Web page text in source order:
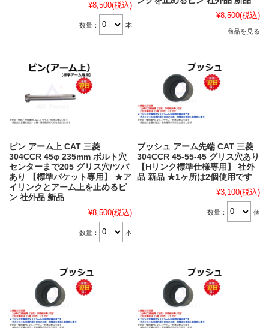
¥8,500(税込)
数量： 本
¥8,500(税込)
商品を見る
ピン アーム上 CAT 三菱
304CCR 45φ 235mm ボルト穴
センターまで205 グリス穴/ツバ
あり 【標準バケット専用】 ★ア
イリンクとアーム上を止めるピ
ン 社外品 新品
¥8,500(税込)
数量： 本
ブッシュ アーム先端 CAT 三菱
304CCR 45-55-45 グリス穴あり
【Hリンク標準仕様専用】 社外
品 新品 ★1ヶ所は2個使用です
¥3,100(税込)
数量： 個